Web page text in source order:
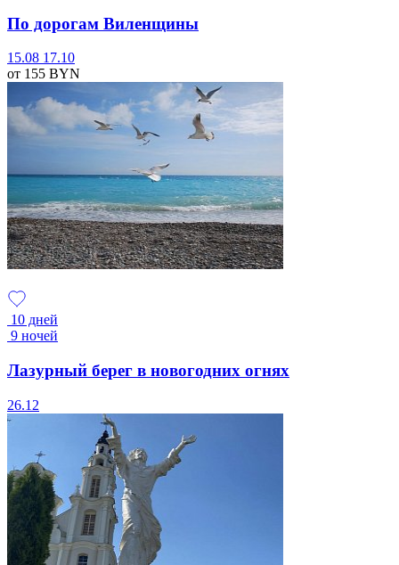
По дорогам Виленщины
15.08 17.10
от 155 BYN
10 дней
9 ночей
Лазурный берег в новогодних огнях
26.12